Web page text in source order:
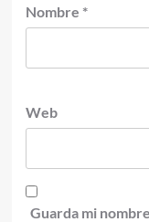
Nombre *
Web
Guarda mi